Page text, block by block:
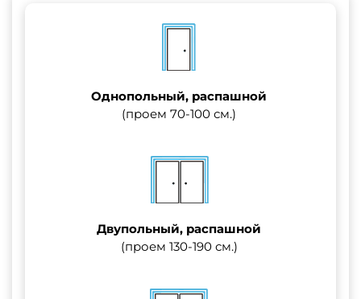
Однопольный, распашной
(проем 70-100 см.)
Двупольный, распашной
(проем 130-190 см.)